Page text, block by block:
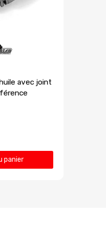
avec joint
panier